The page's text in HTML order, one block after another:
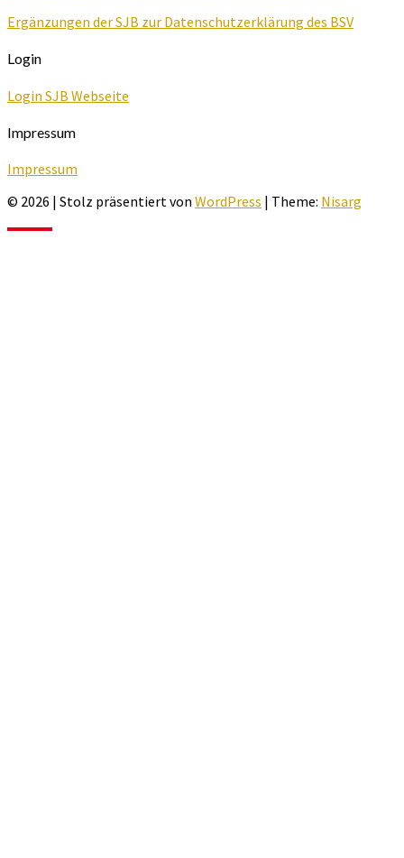
Ergänzungen der SJB zur Datenschutzerklärung des BSV
Login
Login SJB Webseite
Impressum
Impressum
© 2026 | Stolz präsentiert von WordPress | Theme: Nisarg